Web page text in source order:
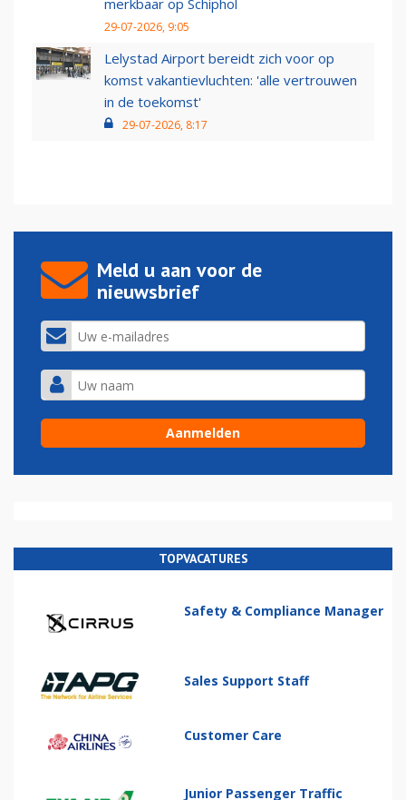
merkbaar op Schiphol
29-07-2026, 9:05
Lelystad Airport bereidt zich voor op
komst vakantievluchten: 'alle vertrouwen
in de toekomst'
29-07-2026, 8:17
Meld u aan voor de
nieuwsbrief
TOPVACATURES
Safety & Compliance Manager
Sales Support Staff
Customer Care
Junior Passenger Traffic